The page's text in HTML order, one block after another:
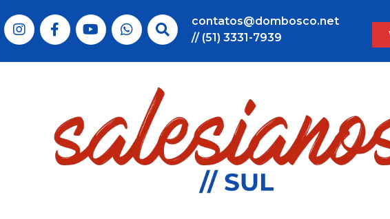
contatos@dombosco.net
// (51) 3331-7939